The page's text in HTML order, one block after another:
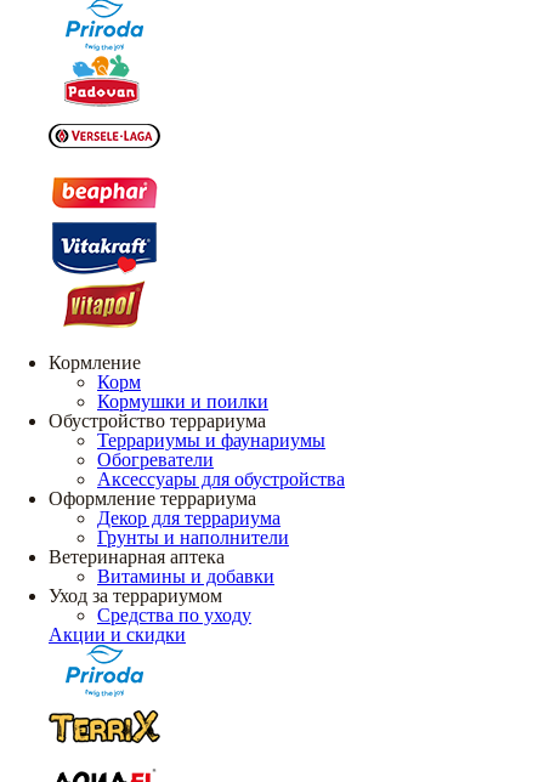
Кормление
Корм
Кормушки и поилки
Обустройство террариума
Террариумы и фаунариумы
Обогреватели
Аксессуары для обустройства
Оформление террариума
Декор для террариума
Грунты и наполнители
Ветеринарная аптека
Витамины и добавки
Уход за террариумом
Средства по уходу
Акции и скидки